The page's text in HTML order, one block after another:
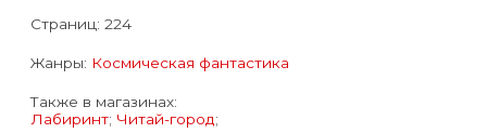
Страниц: 224
Жанры: Космическая фантастика
Также в магазинах:
Лабиринт; Читай-город;